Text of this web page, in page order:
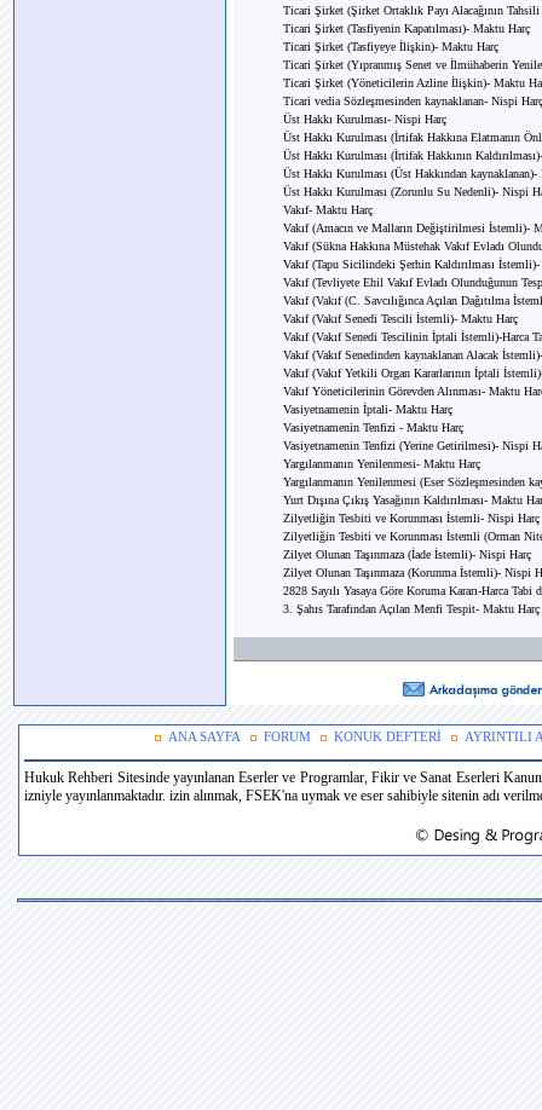
Ticari Şirket (Şirket Ortaklık Payı Alacağının
Ticari Şirket (Tasfiyenin Kapatılması)- Maktu Harç
Ticari Şirket (Tasfiyeye İlişkin)- Maktu Harç
Ticari Şirket (Yıpranmış Senet ve İlmühaberin
Ticari Şirket (Yöneticilerin Azline İlişkin)- Maktu
Ticari vedia Sözleşmesinden kaynaklanan- Nispi Harç
Üst Hakkı Kurulması- Nispi Harç
Üst Hakkı Kurulması (İrtifak Hakkına Elatmanın
Üst Hakkı Kurulması (İrtifak Hakkının
Üst Hakkı Kurulması (Üst Hakkından
Üst Hakkı Kurulması (Zorunlu Su Nedenli)- Nispi
Vakıf- Maktu Harç
Vakıf (Amacın ve Malların Değiştirilmesi İstemli)-
Vakıf (Sükna Hakkına Müstehak Vakıf Evladı
Vakıf (Tapu Sicilindeki Şerhin Kaldırılması
Vakıf (Tevliyete Ehil Vakıf Evladı Olunduğunun
Vakıf (Vakıf (C. Savcılığınca Açılan Dağıtılma
Vakıf (Vakıf Senedi Tescili İstemli)- Maktu Harç
Vakıf (Vakıf Senedi Tescilinin İptali İstemli)-Harca
Vakıf (Vakıf Senedinden kaynaklanan Alacak
Vakıf (Vakıf Yetkili Organ Kararlarının İptali
Vakıf Yöneticilerinin Görevden Alınması- Maktu
Vasiyetnamenin İptali- Maktu Harç
Vasiyetnamenin Tenfizi - Maktu Harç
Vasiyetnamenin Tenfizi (Yerine Getirilmesi)- Nispi
Yargılanmanın Yenilenmesi- Maktu Harç
Yargılanmanın Yenilenmesi (Eser Sözleşmesinden
Yurt Dışına Çıkış Yasağının Kaldırılması- Maktu
Zilyetliğin Tesbiti ve Korunması İstemli- Nispi Harç
Zilyetliğin Tesbiti ve Korunması İstemli (Orman
Zilyet Olunan Taşınmaza (İade İstemli)- Nispi Harç
Zilyet Olunan Taşınmaza (Korunma İstemli)- Nispi
2828 Sayılı Yasaya Göre Koruma Kararı-Harca Tabi
3. Şahıs Tarafından Açılan Menfi Tespit- Maktu Harç
ANA SAYFA FORUM KONUK DEFTERİ AYRINTILI
Hukuk Rehberi Sitesinde yayınlanan Eserler ve Programlar, Fikir ve Sanat Eserleri
izniyle yayınlanmaktadır. izin alınmak, FSEK'na uymak ve eser sahibiyle sitenin adı